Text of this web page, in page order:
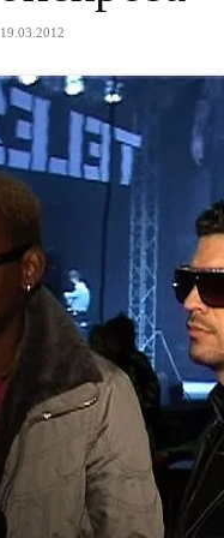
19.03.2012